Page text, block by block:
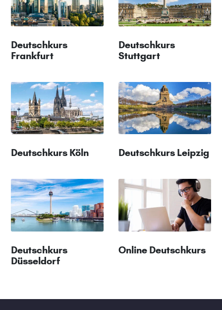
Deutschkurs
Frankfurt
Deutschkurs
Stuttgart
Deutschkurs Köln Deutschkurs Leipzig
Deutschkurs
Düsseldorf
Online Deutschkurs